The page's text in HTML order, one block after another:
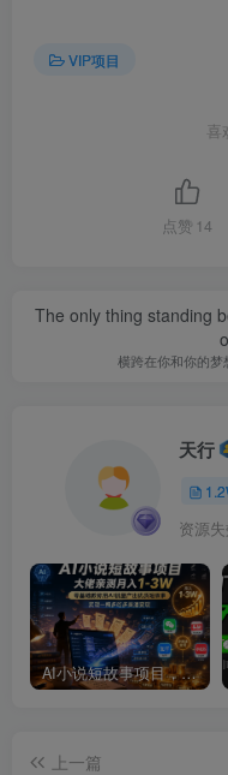
VIP项目
点赞 14
The only thing standing
横跨在你和你的
天行
资源
AI小说短故事项目，大佬亲测月入1-3W，零基础教你用AI批量产出优质短故事，实现一稿多吃多渠道变现
上一篇